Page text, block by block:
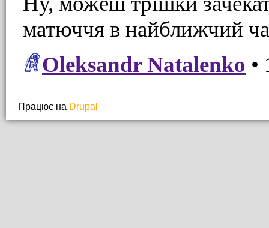
Працює на Drupal